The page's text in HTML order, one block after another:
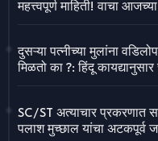
महत्त्वपूर्ण माहिती! वाचा
दुसऱ्या पत्नीच्या मुलांना
मिळतो का ?: हिंदू
SC/ST अत्याचार प्रकरणात
पलाश मुच्छाल यांचा अटकपूर्व